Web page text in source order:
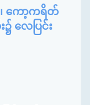
ကော့ကရိတ်
လေပြင်း